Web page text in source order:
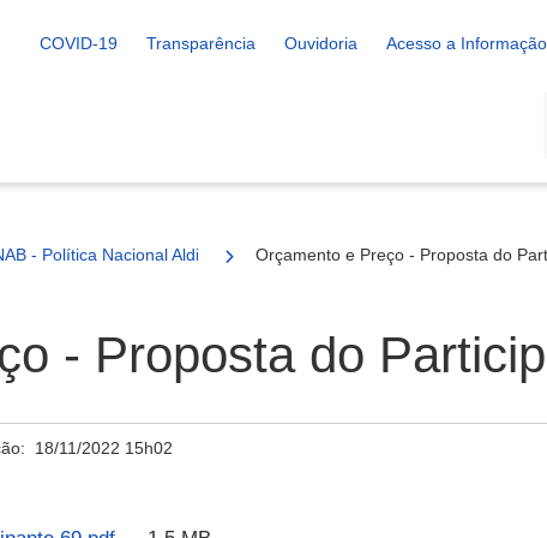
COVID-19 Transparência Ouvidoria Acesso a Informação
- Política Nacional Aldir Blanc Orçamento e Preço - Proposta do
- Proposta do
18/11/2022 15h02